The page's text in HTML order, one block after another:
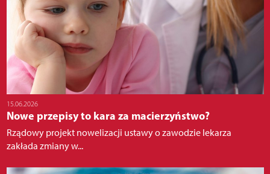
15.06.2026
Nowe przepisy to kara za macierzyństwo?
Rządowy projekt nowelizacji ustawy o zawodzie lekarza
zakłada zmiany w...